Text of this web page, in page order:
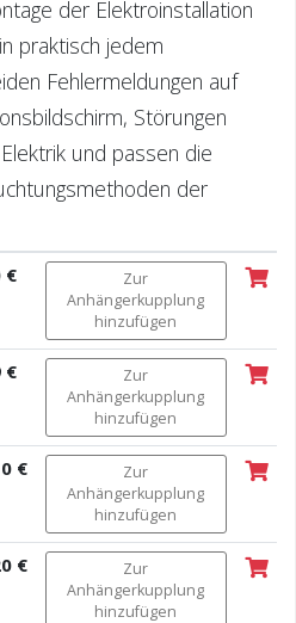
der Elektroinstallation
praktisch jedem
Fehlermeldungen auf
Störungen
und passen die
der
€
Zur
Anhängerkupplung
hinzufügen
€
Zur
Anhängerkupplung
hinzufügen
€
Zur
Anhängerkupplung
hinzufügen
€
Zur
Anhängerkupplung
hinzufügen